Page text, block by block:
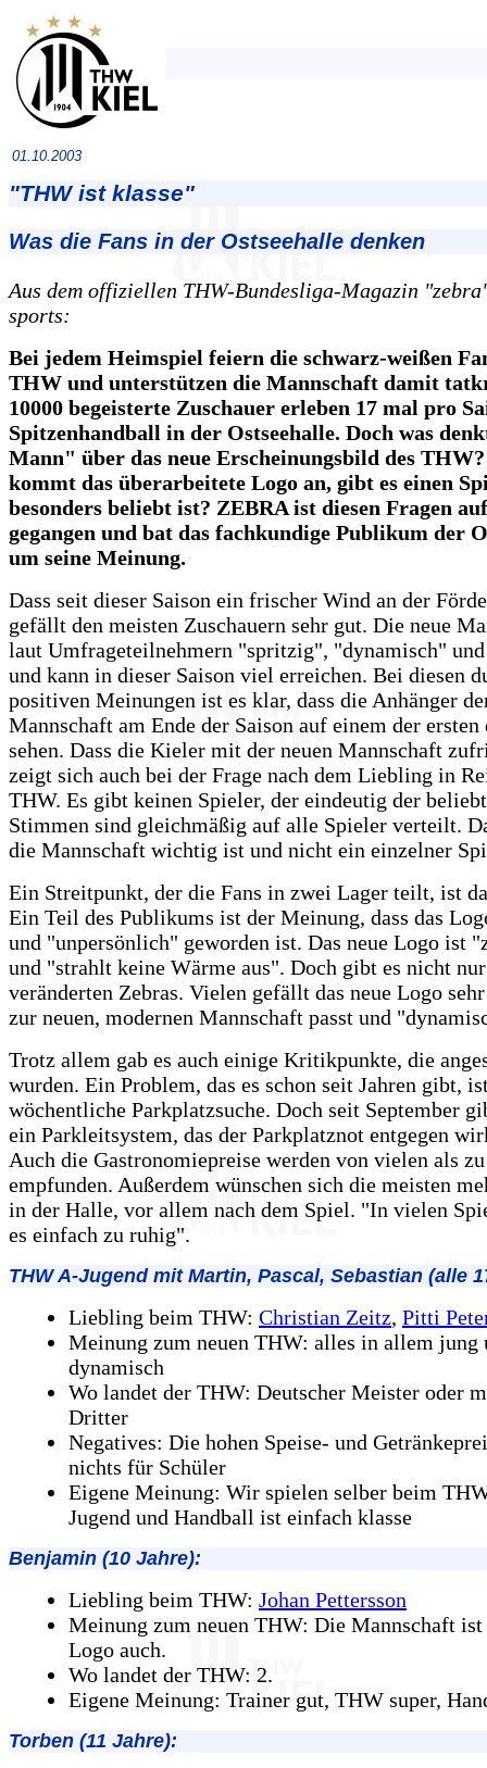
01.10.2003
"THW ist klasse"
Was die Fans in der Ostseehalle denken
Aus dem offiziellen THW-Bundesliga-Magazin
sports:
Bei jedem Heimspiel feiern die schwarz-weißen
THW und unterstützen die Mannschaft damit
10000 begeisterte Zuschauer erleben 17 mal pro
Spitzenhandball in der Ostseehalle. Doch was
Mann" über das neue Erscheinungsbild des
kommt das überarbeitete Logo an, gibt es einen
besonders beliebt ist? ZEBRA ist diesen Fragen
gegangen und bat das fachkundige Publikum der
um seine Meinung.
Dass seit dieser Saison ein frischer Wind an der
gefällt den meisten Zuschauern sehr gut. Die neue
laut Umfrageteilnehmern "spritzig", "dynamisch"
und kann in dieser Saison viel erreichen. Bei diesen
positiven Meinungen ist es klar, dass die Anhänger
Mannschaft am Ende der Saison auf einem der ersten
sehen. Dass die Kieler mit der neuen Mannschaft
zeigt sich auch bei der Frage nach dem Liebling in
THW. Es gibt keinen Spieler, der eindeutig der
Stimmen sind gleichmäßig auf alle Spieler verteilt.
die Mannschaft wichtig ist und nicht ein einzelner
Ein Streitpunkt, der die Fans in zwei Lager teilt, ist
Ein Teil des Publikums ist der Meinung, dass das
und "unpersönlich" geworden ist. Das neue Logo ist
und "strahlt keine Wärme aus". Doch gibt es nicht nur
veränderten Zebras. Vielen gefällt das neue Logo
zur neuen, modernen Mannschaft passt und
Trotz allem gab es auch einige Kritikpunkte, die
wurden. Ein Problem, das es schon seit Jahren gibt,
wöchentliche Parkplatzsuche. Doch seit September
ein Parkleitsystem, das der Parkplatznot entgegen
Auch die Gastronomiepreise werden von vielen als
empfunden. Außerdem wünschen sich die meisten
in der Halle, vor allem nach dem Spiel. "In vielen
es einfach zu ruhig".
THW A-Jugend mit Martin, Pascal, Sebastian (alle
Liebling beim THW: Christian Zeitz, Pitti
Meinung zum neuen THW: alles in allem jung
dynamisch
Wo landet der THW: Deutscher Meister oder
Dritter
Negatives: Die hohen Speise- und
nichts für Schüler
Eigene Meinung: Wir spielen selber beim
Jugend und Handball ist einfach klasse
Benjamin (10 Jahre):
Liebling beim THW: Johan Pettersson
Meinung zum neuen THW: Die Mannschaft ist
Logo auch.
Wo landet der THW: 2.
Eigene Meinung: Trainer gut, THW super,
Torben (11 Jahre):